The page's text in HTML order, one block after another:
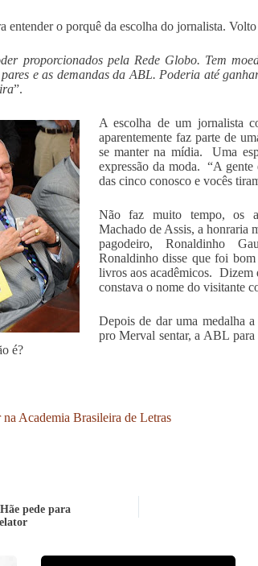
entender o porquê da escolha do jornalista.
proporcionados pela Rede Globo. Tem
pares e as demandas da ABL. Poderia até
”.
A escolha de um jornalista
aparentemente faz parte de
se manter na mídia. Uma
expressão da moda. “A
das cinco conosco e vocês
Não faz muito tempo, os
Machado de Assis, a honraria
pagodeiro, Ronaldinho
Ronaldinho disse que foi
livros aos acadêmicos. Dizem
constava o nome do visitante
Depois de dar uma medalha
pro Merval sentar, a ABL para
é?
Academia Brasileira de Letras
pede para